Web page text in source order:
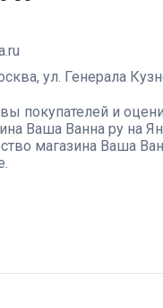
ул. Генерала